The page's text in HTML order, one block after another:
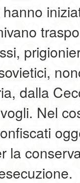
dalla
Nel
la